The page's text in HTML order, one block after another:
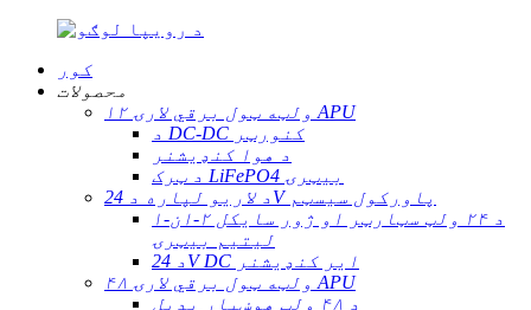
کور
محصولات
۱۲ ولټه ټول برقي لارۍ APU
د DC-DC کنورټر
د هوا کنډیشنر
د ټرک LiFePO4 بیټرۍ
د لاریو لپاره د 24V پاورکول سیسټم
د ۲۴ ولټ سټارټر او ژور سایکل ۲-ان-۱
لیتیم بیټرۍ
د 24V DC ایر کنډیشنر
۴۸ ولټه ټول برقي لارۍ APU
د ۴۸ ولټ هوښیار بدیل